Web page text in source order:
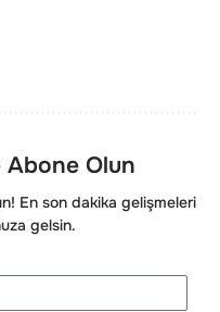
Olun
En son dakika gelişmeleri
gelsin.